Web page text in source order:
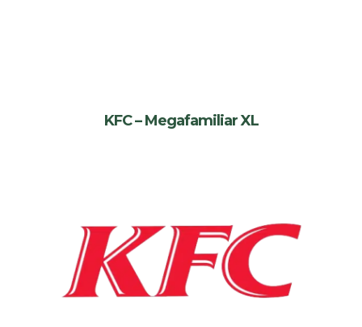
KFC – Megafamiliar XL